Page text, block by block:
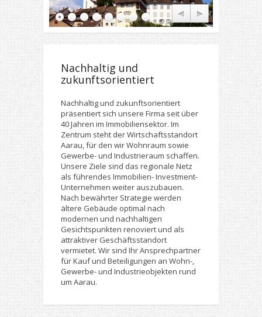
Nachhaltig und
zukunftsorientiert
Nachhaltig und zukunftsorientiert
präsentiert sich unsere Firma seit über
40 Jahren im Immobiliensektor. Im
Zentrum steht der Wirtschaftsstandort
Aarau, für den wir Wohnraum sowie
Gewerbe- und Industrieraum schaffen.
Unsere Ziele sind das regionale Netz
als führendes Immobilien- Investment-
Unternehmen weiter auszubauen.
Nach bewährter Strategie werden
ältere Gebäude optimal nach
modernen und nachhaltigen
Gesichtspunkten renoviert und als
attraktiver Geschäftsstandort
vermietet. Wir sind Ihr Ansprechpartner
für Kauf und Beteiligungen an Wohn-,
Gewerbe- und Industrieobjekten rund
um Aarau.